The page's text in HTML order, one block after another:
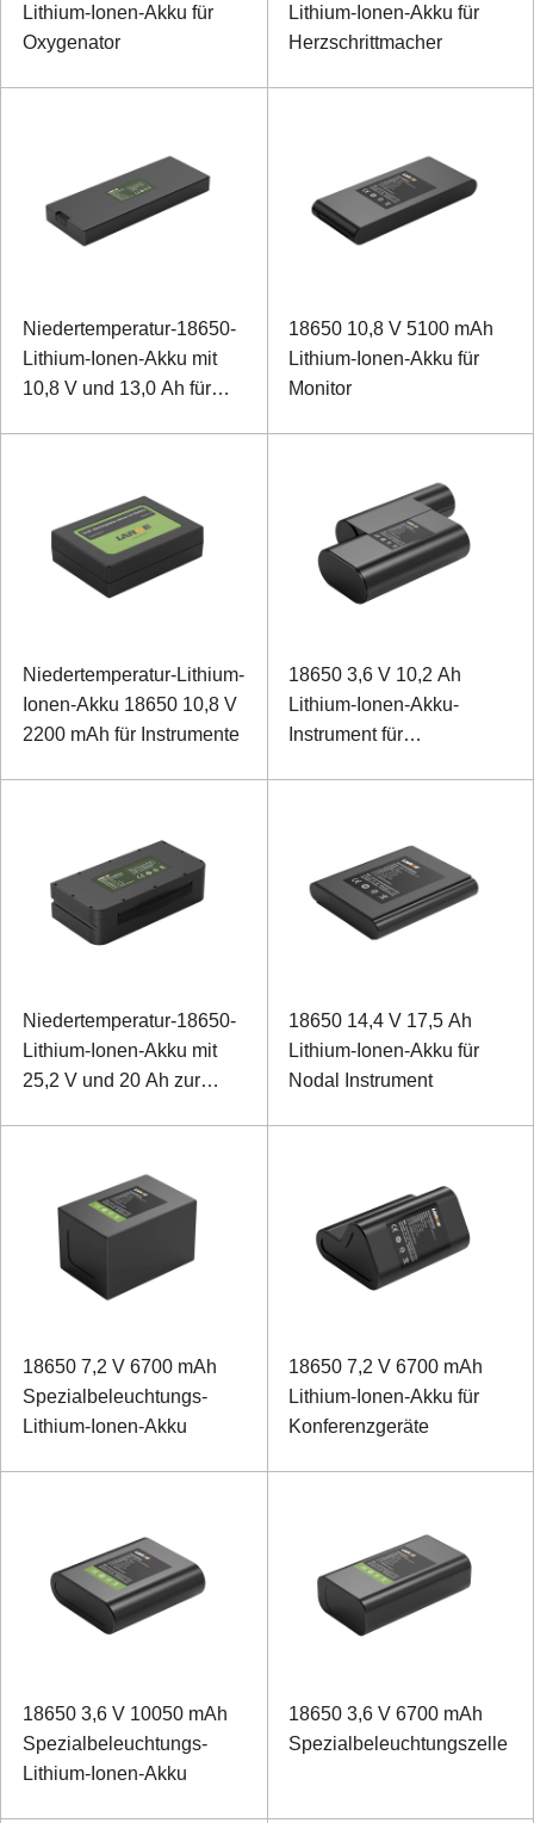
Lithium-Ionen-Akku für
Oxygenator
Lithium-Ionen-Akku für
Herzschrittmacher
Niedertemperatur-18650-
Lithium-Ionen-Akku mit
10,8 V und 13,0 Ah für
18650 10,8 V 5100 mAh
Lithium-Ionen-Akku für
Monitor
Niedertemperatur-Lithium-
Ionen-Akku 18650 10,8 V
2200 mAh für Instrumente
18650 3,6 V 10,2 Ah
Lithium-Ionen-Akku-
Instrument für
Niedertemperatur-18650-
Lithium-Ionen-Akku mit
25,2 V und 20 Ah zur
18650 14,4 V 17,5 Ah
Lithium-Ionen-Akku für
Nodal Instrument
18650 7,2 V 6700 mAh
Spezialbeleuchtungs-
Lithium-Ionen-Akku
18650 7,2 V 6700 mAh
Lithium-Ionen-Akku für
Konferenzgeräte
18650 3,6 V 10050 mAh
Spezialbeleuchtungs-
Lithium-Ionen-Akku
18650 3,6 V 6700 mAh
Spezialbeleuchtungszelle